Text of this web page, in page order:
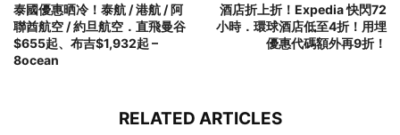
泰國優惠晒冷！泰航 / 港航 / 阿
聯酋航空 / 約旦航空．直飛曼谷
$655起、布吉$1,932起 –
8ocean
酒店折上折！Expedia 快閃72
小時．環球酒店低至4折！用埋
優惠代碼額外再9折！
RELATED ARTICLES